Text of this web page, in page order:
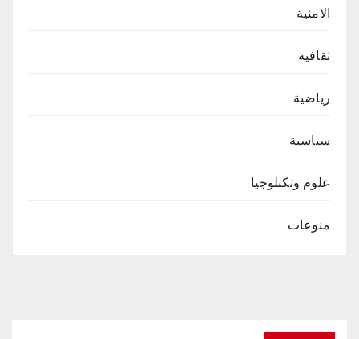
الامنية
ثقافية
رياضية
سياسية
علوم وتكنلوجيا
منوعات